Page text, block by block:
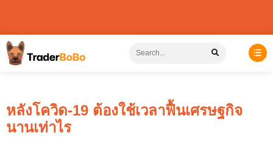
หลังโควิด-19 ต้องใช้เวลาฟื้นเศรษฐกิจ
นานเท่าไร